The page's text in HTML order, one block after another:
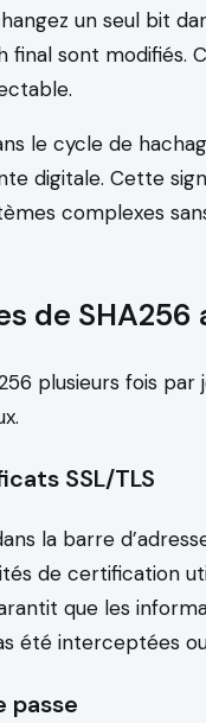
un seul bit
final sont modifiés.
le cycle de
digitale. Cette
complexes
de SHA256
plusieurs fois par
SSL/TLS
la barre
de certification
que les
été interceptées
passe